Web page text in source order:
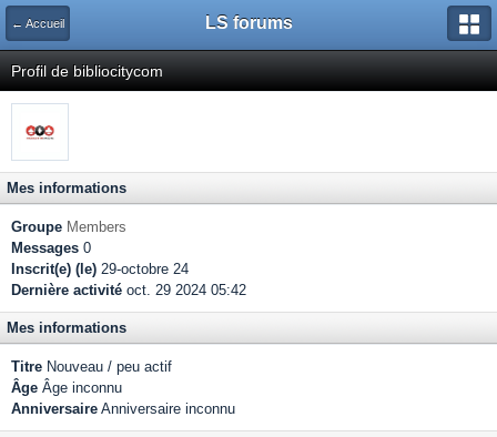
← Accueil LS forums
Profil de bibliocitycom
Mes informations
Groupe Members
Messages 0
Inscrit(e) (le) 29-octobre 24
Dernière activité oct. 29 2024 05:42
Mes informations
Titre Nouveau / peu actif
Âge Âge inconnu
Anniversaire Anniversaire inconnu